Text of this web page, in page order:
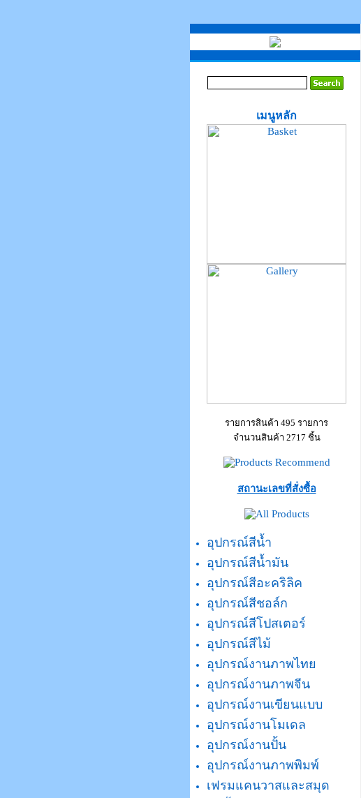
เมนูหลัก
รายการสินค้า 495 รายการ
จำนวนสินค้า 2717 ชิ้น
สถานะเลขที่สั่งซื้อ
อุปกรณ์สีน้ำ
อุปกรณ์สีน้ำมัน
อุปกรณ์สีอะคริลิค
อุปกรณ์สีชอล์ก
อุปกรณ์สีโปสเตอร์
อุปกรณ์สีไม้
อุปกรณ์งานภาพไทย
อุปกรณ์งานภาพจีน
อุปกรณ์งานเขียนแบบ
อุปกรณ์งานโมเดล
อุปกรณ์งานปั้น
อุปกรณ์งานภาพพิมพ์
เฟรมแคนวาสและสมุด